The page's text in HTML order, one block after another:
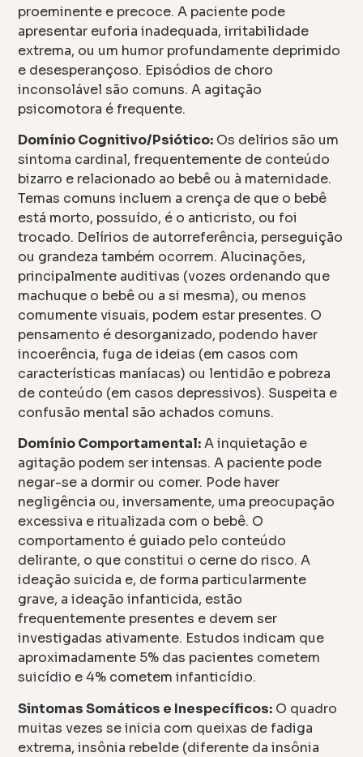
proeminente e precoce. A paciente pode
apresentar euforia inadequada, irritabilidade
extrema, ou um humor profundamente deprimido
e desesperançoso. Episódios de choro
inconsolável são comuns. A agitação
psicomotora é frequente.
Domínio Cognitivo/Psiótico: Os delírios são um
sintoma cardinal, frequentemente de conteúdo
bizarro e relacionado ao bebê ou à maternidade.
Temas comuns incluem a crença de que o bebê
está morto, possuído, é o anticristo, ou foi
trocado. Delírios de autorreferência, perseguição
ou grandeza também ocorrem. Alucinações,
principalmente auditivas (vozes ordenando que
machuque o bebê ou a si mesma), ou menos
comumente visuais, podem estar presentes. O
pensamento é desorganizado, podendo haver
incoerência, fuga de ideias (em casos com
características maníacas) ou lentidão e pobreza
de conteúdo (em casos depressivos). Suspeita e
confusão mental são achados comuns.
Domínio Comportamental:A inquietação e
agitação podem ser intensas. A paciente pode
negar-se a dormir ou comer. Pode haver
negligência ou, inversamente, uma preocupação
excessiva e ritualizada com o bebê. O
comportamento é guiado pelo conteúdo
delirante, o que constitui o cerne do risco. A
ideação suicida e, de forma particularmente
grave, a ideação infanticida, estão
frequentemente presentes e devem ser
investigadas ativamente. Estudos indicam que
aproximadamente 5% das pacientes cometem
suicídio e 4% cometem infanticídio.
Sintomas Somáticos e Inespecíficos: O quadro
muitas vezes se inicia com queixas de fadiga
extrema, insônia rebelde (diferente da insônia